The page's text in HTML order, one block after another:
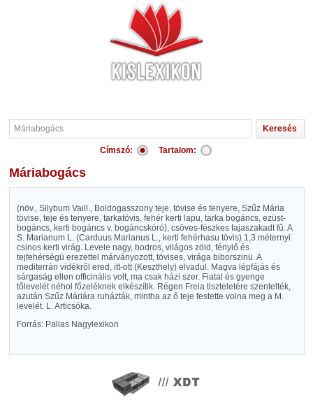
Címszó: Tartalom:
Máriabogács
(növ., Silybum Vaill., Boldogasszony teje, tövise és tenyere, Szűz Mária
tövise, teje és tenyere, tarkatövis, fehér kerti lapu, tarka bogáncs, ezüst-
bogáncs, kerti bogáncs v. bogáncskóró), csöves-fészkes fajaszakadt fű. A
S. Marianum L. (Carduus Marianus L., kerti fehérhasu tövis) 1,3 méternyi
csinos kerti virág. Levele nagy, bodros, világos zöld, fénylő és
tejfehérségü erezettel márványozott, tövises, virága biborszinü. A
mediterrán vidékről ered, itt-ott (Keszthely) elvadul. Magva lépfájás és
sárgaság ellen officinális volt, ma csak házi szer. Fiatal és gyenge
tőlevelét néhol főzeléknek elkészítik. Régen Freia tiszteletére szentelték,
azután Szűz Máriára ruházták, mintha az ő teje festette volna meg a M.
levelét. L. Articsóka.
Forrás: Pallas Nagylexikon